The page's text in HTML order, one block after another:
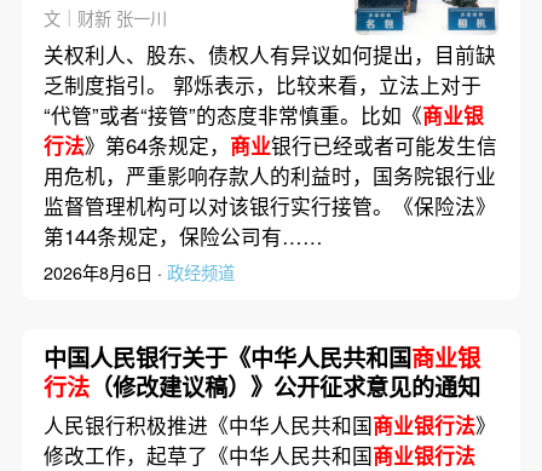
文｜财新 张一川
关权利人、股东、债权人有异议如何提出，目前缺
乏制度指引。 郭烁表示，比较来看，立法上对于
“代管”或者“接管”的态度非常慎重。比如《商业银
行法》第64条规定， 商业银行已经或者可能发生信
用危机，严重影响存款人的利益时，国务院银行业
监督管理机构可以对该银行实行接管。《保险法》
第144条规定，保险公司有……
2026年8月6日 · 政经频道
中国人民银行关于《中华人民共和国商业银
行法（修改建议稿）》公开征求意见的通知
人民银行积极推进《中华人民共和国商业银行法》
修改工作，起草了《中华人民共和国商业银行法